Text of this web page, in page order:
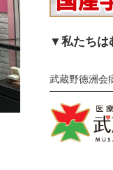
▼私たちは
武蔵野徳洲会